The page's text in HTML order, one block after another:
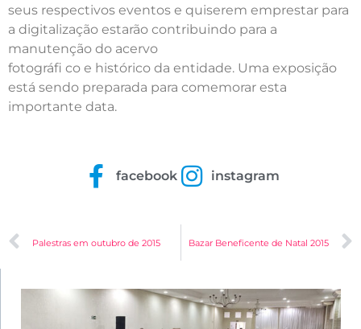
seus respectivos eventos e quiserem emprestar para
a digitalização estarão contribuindo para a
manutenção do acervo
fotográfi co e histórico da entidade. Uma exposição
está sendo preparada para comemorar esta
importante data.
facebook instagram
Palestras em outubro de 2015 Bazar Beneficente de Natal 2015